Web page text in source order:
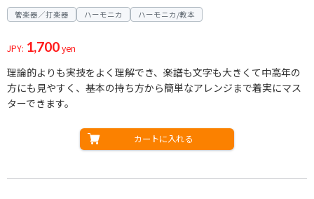
管楽器／打楽器 ハーモニカ ハーモニカ/教本
JPY: 1,700yen
理論的よりも実技をよく理解でき、楽譜も文字も大きくて中高年の
方にも見やすく、基本の持ち方から簡単なアレンジまで着実にマス
ターできます。
カートに入れる